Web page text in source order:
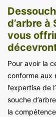
d’arbre à
vous
Pour avoir la
conforme aux
l’expertise de
souche
la